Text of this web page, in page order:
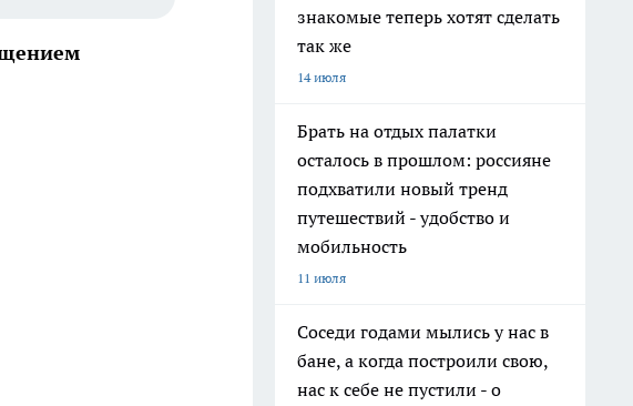
знакомые теперь хотят сделать
так же
14 июля
Брать на отдых палатки
осталось в прошлом: россияне
подхватили новый тренд
путешествий - удобство и
мобильность
11 июля
Соседи годами мылись у нас в
бане, а когда построили свою,
нас к себе не пустили - о